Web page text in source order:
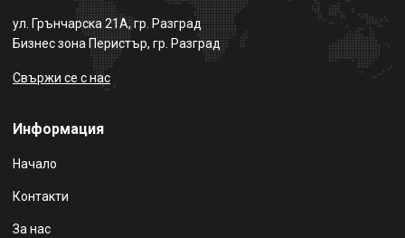
ул. Грънчарска 21А, гр. Разград
Бизнес зона Перистър, гр. Разград
Свържи се с нас
Информация
Начало
Контакти
За нас